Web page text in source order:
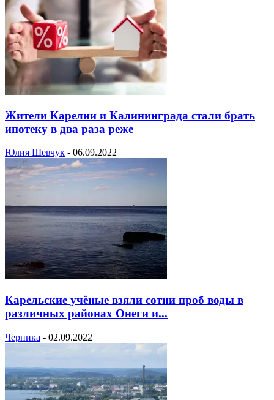
Жители Карелии и Калининграда стали брать
ипотеку в два раза реже
Юлия Шевчук - 06.09.2022
Карельские учёные взяли сотни проб воды в
различных районах Онеги и...
Черника - 02.09.2022